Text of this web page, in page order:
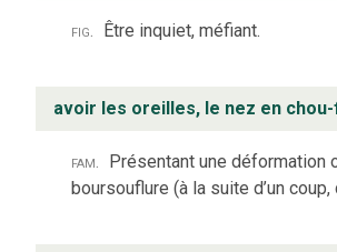
fig. Être inquiet, méfiant.
avoir les oreilles, le nez en
fam. Présentant une déformation
boursouflure (à la suite d’un coup,